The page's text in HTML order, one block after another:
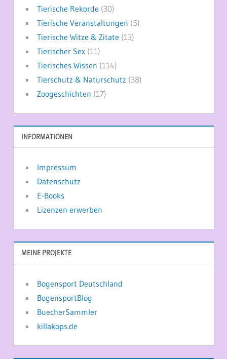
Tierische Rekorde (30)
Tierische Veranstaltungen (5)
Tierische Witze & Zitate (13)
Tierischer Sex(11)
Tierisches Wissen (114)
Tierschutz & Naturschutz (38)
Zoogeschichten (17)
INFORMATIONEN
Impressum
Datenschutz
E-Books
Lizenzen erwerben
MEINE PROJEKTE
Bogensport Deutschland
BogensportBlog
BuecherSammler
killakops.de